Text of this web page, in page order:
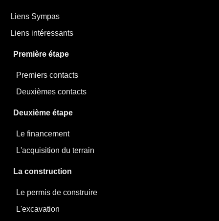
Liens Sympas
Liens intéressants
Première étape
Premiers contacts
Deuxièmes contacts
Deuxième étape
Le financement
L'acquisition du terrain
La construction
Le permis de construire
L'excavation